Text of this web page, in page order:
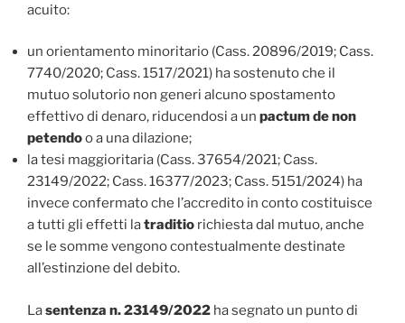
acuito:
un orientamento minoritario (Cass. 20896/2019; Cass.
7740/2020; Cass. 1517/2021) ha sostenuto che il
mutuo solutorio non generi alcuno spostamento
effettivo di denaro, riducendosi a un pactum de non
petendoo a una dilazione;
la tesi maggioritaria (Cass. 37654/2021; Cass.
23149/2022; Cass. 16377/2023; Cass. 5151/2024) ha
invece confermato che l’accredito in conto costituisce
a tutti gli effetti latraditio richiesta dal mutuo, anche
se le somme vengono contestualmente destinate
all’estinzione del debito.
Lasentenza n. 23149/2022 ha segnato un punto di